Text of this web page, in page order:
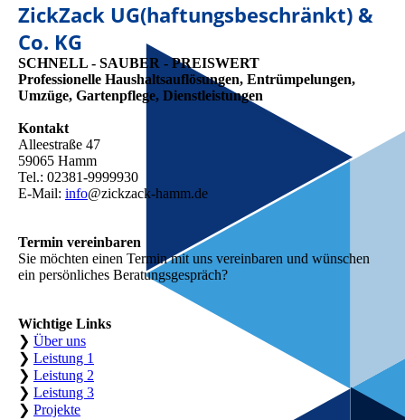
ZickZack UG(haftungsbeschränkt) &
Co. KG
SCHNELL - SAUBER - PREISWERT
Professionelle Haushaltsauflösungen, Entrümpelungen,
Umzüge, Gartenpflege, Dienstleistungen
Kontakt
Alleestraße 47
59065 Hamm
Tel.: 02381-9999930
E-Mail: info@zickzack-hamm.de
Termin vereinbaren
Sie möchten einen Termin mit uns verein­baren und wünschen
ein persönliches Beratungsgespräch?
Wichtige Links
❯ Über uns
❯ Leistung 1
❯ Leistung 2
❯ Leistung 3
❯ Projekte